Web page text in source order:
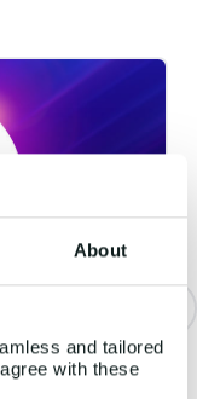
About
and tailored
with these
à